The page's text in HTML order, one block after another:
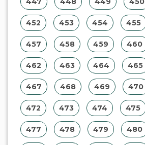
452 453 454 455
457 458 459 460
462 463 464 465
467 468 469 470
472 473 474 475
477 478 479 480